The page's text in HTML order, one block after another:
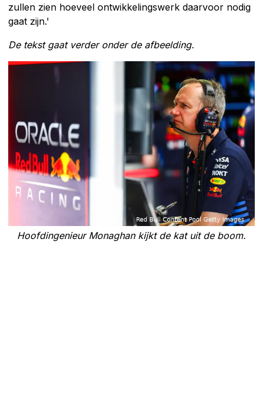
zullen zien hoeveel ontwikkelingswerk daarvoor nodig
gaat zijn.'
De tekst gaat verder onder de afbeelding.
Hoofdingenieur Monaghan kijkt de kat uit de boom.